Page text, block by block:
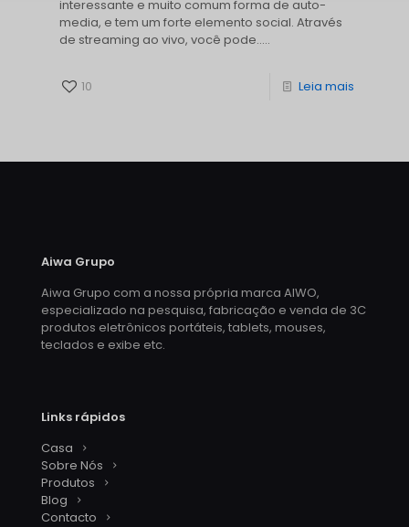
interessante e muito comum forma de auto-
media, e tem um forte elemento social. Através
de streaming ao vivo, você pode.....
10 Leia mais
Aiwa Grupo
Aiwa Grupo com a nossa própria marca AIWO,
especializado na pesquisa, fabricação e venda de 3C
produtos eletrônicos portáteis, tablets, mouses,
teclados e exibe etc.
Links rápidos
Casa
Sobre Nós
Produtos
Blog
Contacto